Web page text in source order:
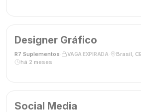
Designer Gráfico
R7 Suplementos VAGA EXPIRADA
há 2 meses
Social Media